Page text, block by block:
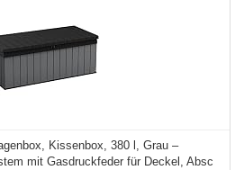
Kissenbox, 380 l, Grau –
mit Gasdruckfeder für Deckel, Absc